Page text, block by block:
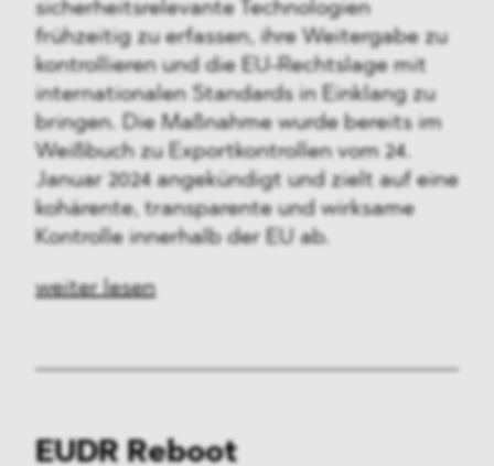
sicherheitsrelevante Technologien
frühzeitig zu erfassen, ihre Weitergabe zu
kontrollieren und die EU-Rechtslage mit
internationalen Standards in Einklang zu
bringen. Die Maßnahme wurde bereits im
Weißbuch zu Exportkontrollen vom 24.
Januar 2024 angekündigt und zielt auf eine
kohärente, transparente und wirksame
Kontrolle innerhalb der EU ab.
weiter lesen
EUDR Reboot